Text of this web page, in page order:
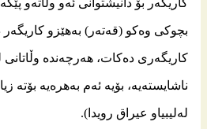
كاریگه‌ر بۆ دانیشتوانی ئه‌و وڵاته‌و
بچوكی وه‌كو (قه‌ته‌ر) به‌هێزو
كاریگه‌ری ده‌كات، هه‌رچه‌نده‌ وڵاتانی
ناشایسته‌یه‌، بۆیه‌ ئه‌م به‌هره‌یه‌
له‌لیبیاو عیراق رویدا).